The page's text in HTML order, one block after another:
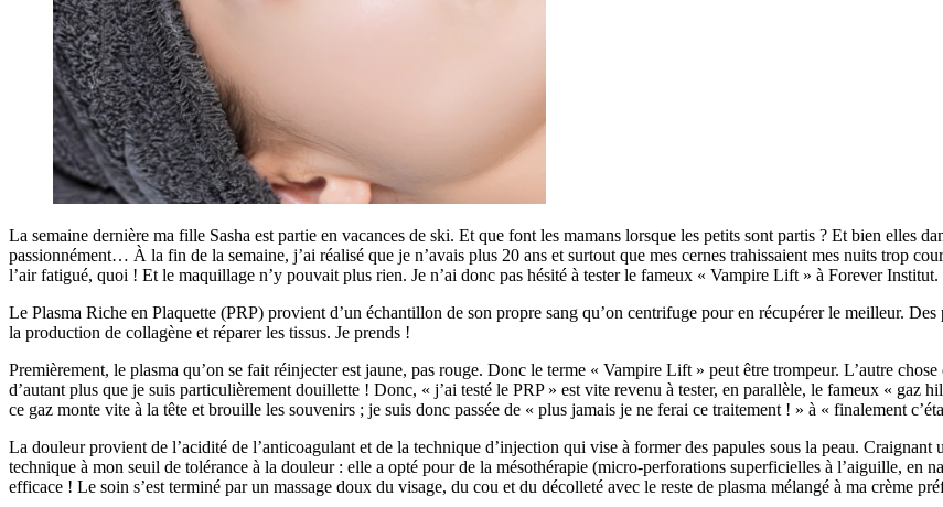
La semaine dernière ma fille Sasha est partie en vacances de ski. Et que font les mamans lorsque les petits sont partis ? Et bien elles
passionnément… À la fin de la semaine, j’ai réalisé que je n’avais plus 20 ans et surtout que mes cernes trahissaient mes nuits trop
l’air fatigué, quoi ! Et le maquillage n’y pouvait plus rien. Je n’ai donc pas hésité à tester le fameux « Vampire Lift » à Forever Institut.
Le Plasma Riche en Plaquette (PRP) provient d’un échantillon de son propre sang qu’on centrifuge pour en récupérer le meilleur.
la production de collagène et réparer les tissus. Je prends !
Premièrement, le plasma qu’on se fait réinjecter est jaune, pas rouge. Donc le terme « Vampire Lift » peut être trompeur. L’autre
d’autant plus que je suis particulièrement douillette ! Donc, « j’ai testé le PRP » est vite revenu à tester, en parallèle, le fameux « gaz
ce gaz monte vite à la tête et brouille les souvenirs ; je suis donc passée de « plus jamais je ne ferai ce traitement ! » à « finalement
La douleur provient de l’acidité de l’anticoagulant et de la technique d’injection qui vise à former des papules sous la peau.
technique à mon seuil de tolérance à la douleur : elle a opté pour de la mésothérapie (micro-perforations superficielles à l’aiguille, en
efficace ! Le soin s’est terminé par un massage doux du visage, du cou et du décolleté avec le reste de plasma mélangé à ma crème